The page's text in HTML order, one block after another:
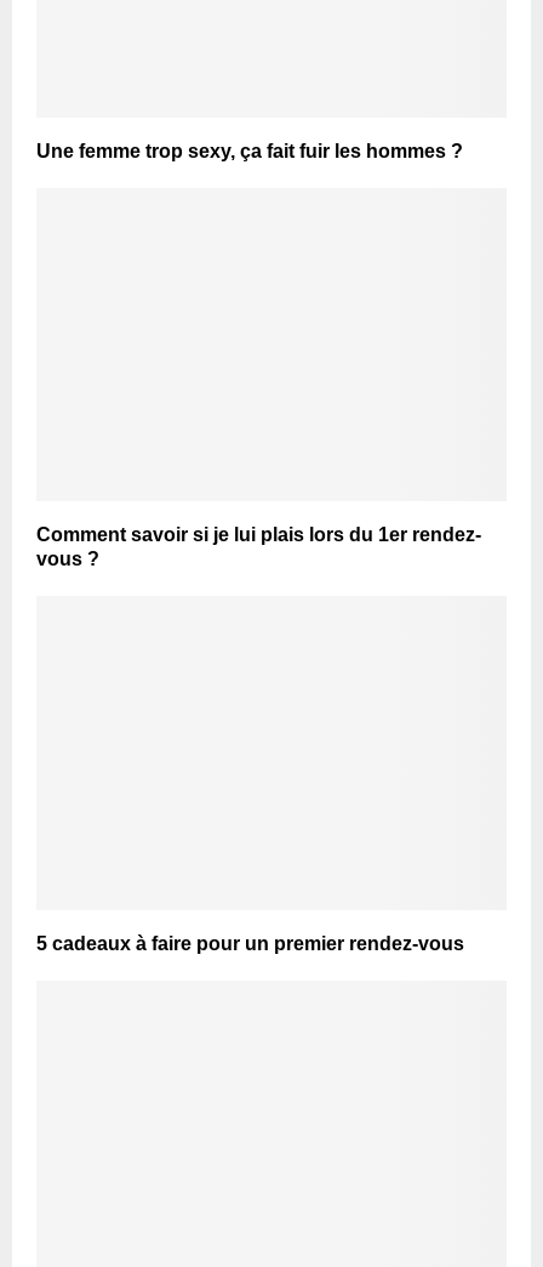
Une femme trop sexy, ça fait fuir les hommes ?
Comment savoir si je lui plais lors du 1er rendez-
vous ?
5 cadeaux à faire pour un premier rendez-vous